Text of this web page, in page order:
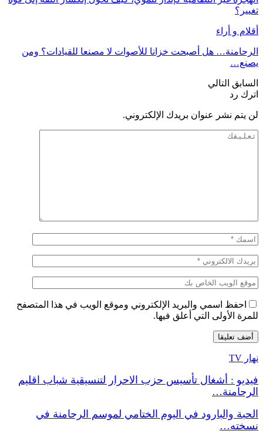
تغيير؟
أقلام و أراء
الرحامنة… هل أصبحت خزانا للأصوات لا مصنعا للقيادات؟ ومن
يصنع…
السابق التالي
اترك رد
لن يتم نشر عنوان بريدك الإلكتروني.
احفظ اسمي والبريد الإلكتروني وموقع الويب في هذا المتصفح
للمرة الأولى التي أعلق فيها.
نهار TV
فيديو : أشغال تأسيس حزب الاحرار لتنسيقية شباب اقليم
الرحامنة…
الحبة والبارود في اليوم الختامي لموسم الرحامنة في
نسخته…